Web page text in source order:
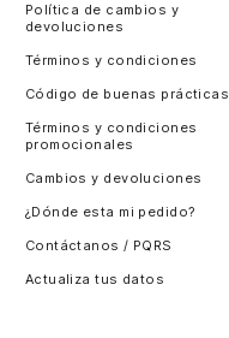
Política de cambios y
devoluciones
Términos y condiciones
Código de buenas prácticas
Términos y condiciones
promocionales
Cambios y devoluciones
¿Dónde esta mi pedido?
Contáctanos / PQRS
Actualiza tus datos